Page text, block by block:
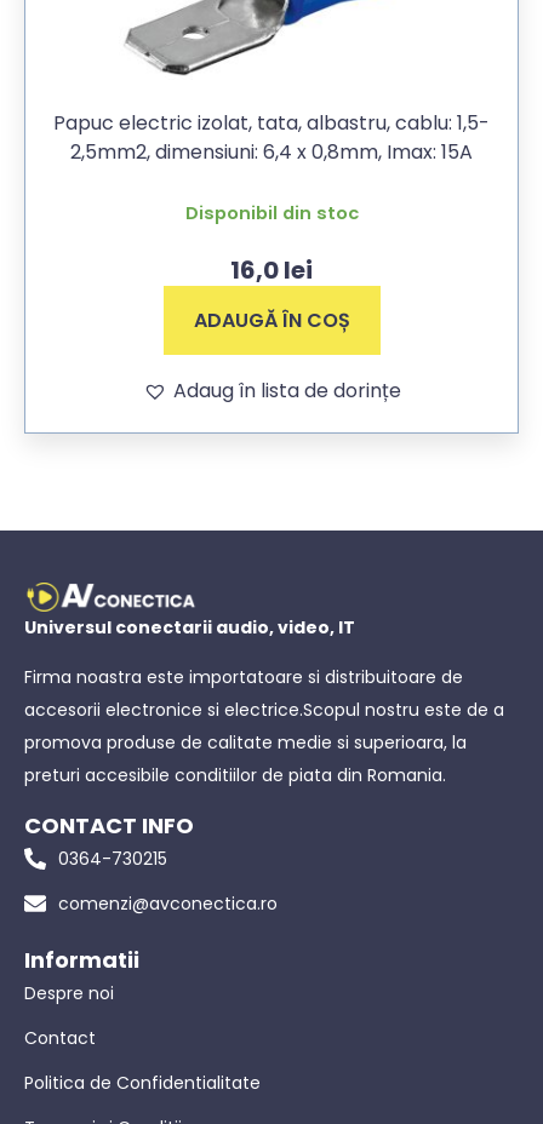
Papuc electric izolat, tata, albastru, cablu: 1,5-
2,5mm2, dimensiuni: 6,4 x 0,8mm, Imax: 15A
Disponibil din stoc
16,0lei
ADAUGĂ ÎN COȘ
Adaug în lista de dorințe
Universul conectarii audio, video, IT
Firma noastra este importatoare si distribuitoare de
accesorii electronice si electrice.Scopul nostru este de a
promova produse de calitate medie si superioara, la
preturi accesibile conditiilor de piata din Romania.
CONTACT INFO
0364-730215
comenzi@avconectica.ro
Informatii
Despre noi
Contact
Politica de Confidentialitate